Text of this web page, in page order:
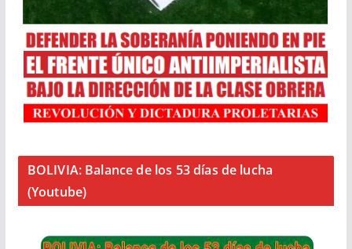
BOLIVIA: Balance de los 53 días de lucha
(Youtube)